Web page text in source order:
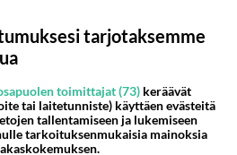
Vastattu 13v
tämän sarjan
muuten, varsinkin
kaudet. Mutta...
tarjotaksemme
toimittajat (73) keräävät
tai laitetunniste) käyttäen evästeitä
tallentamiseen ja lukemiseen
tarkoituksenmukaisia mainoksia